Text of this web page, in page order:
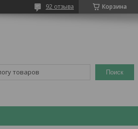
Корзина
92 отзыва
Поиск